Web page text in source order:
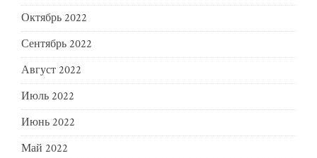
Октябрь 2022
Сентябрь 2022
Август 2022
Июль 2022
Июнь 2022
Май 2022